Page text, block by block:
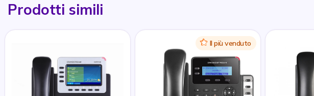
Prodotti simili
IconIl più venduto